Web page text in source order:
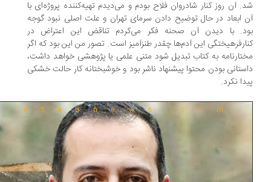
آن روز کنار شادروان فلاح بودم و می‌‌دیدم تهیه‌کننده پروژه‌ای با
ابعاد در حال توضیح دادن سرمای تهران و علت اصلی نبود گوجه
با دیدن آن صحنه فکر می‌‌کردم تناقض این اعتراض در
این آدم‌ها چقدر طنزآمیز است. تصور من این بود که اگر
به کتاب تبدیل شود متنی علمی یا پژوهشی خواهد داشت،
بودن محتوا پیشنهاد ناشر بود و خوشبختانه کار حالت خشکی
نکرد.